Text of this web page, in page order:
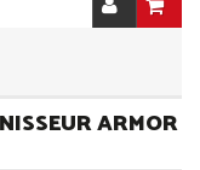
ARMOR